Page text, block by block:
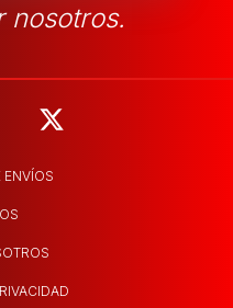
nosotros.
ENVÍOS